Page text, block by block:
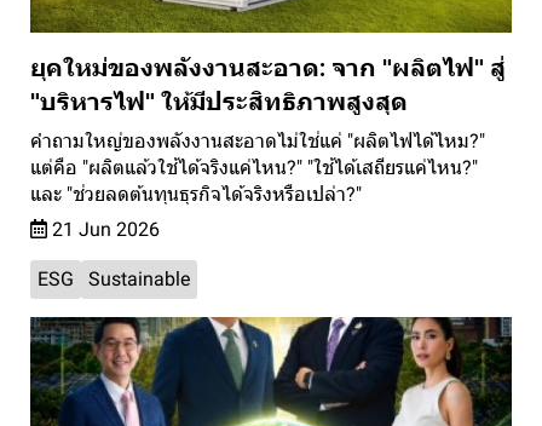
ยุคใหม่ของพลังงานสะอาด: จาก "ผลิตไฟ" สู่
"บริหารไฟ" ให้มีประสิทธิภาพสูงสุด
คำถามใหญ่ของพลังงานสะอาดไม่ใช่แค่ "ผลิตไฟได้ไหม?"
แต่คือ "ผลิตแล้วใช้ได้จริงแค่ไหน?" "ใช้ได้เสถียรแค่ไหน?"
และ "ช่วยลดต้นทุนธุรกิจได้จริงหรือเปล่า?"
21 Jun 2026
ESG Sustainable